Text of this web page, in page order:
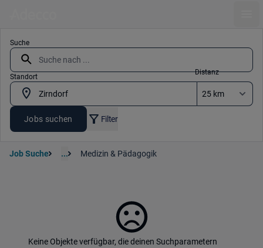
Suche
Standort
Distanz
Jobs suchen Filter
Job Suche ... Medizin & Pädagogik
Keine Objekte verfügbar, die deinen Suchparametern